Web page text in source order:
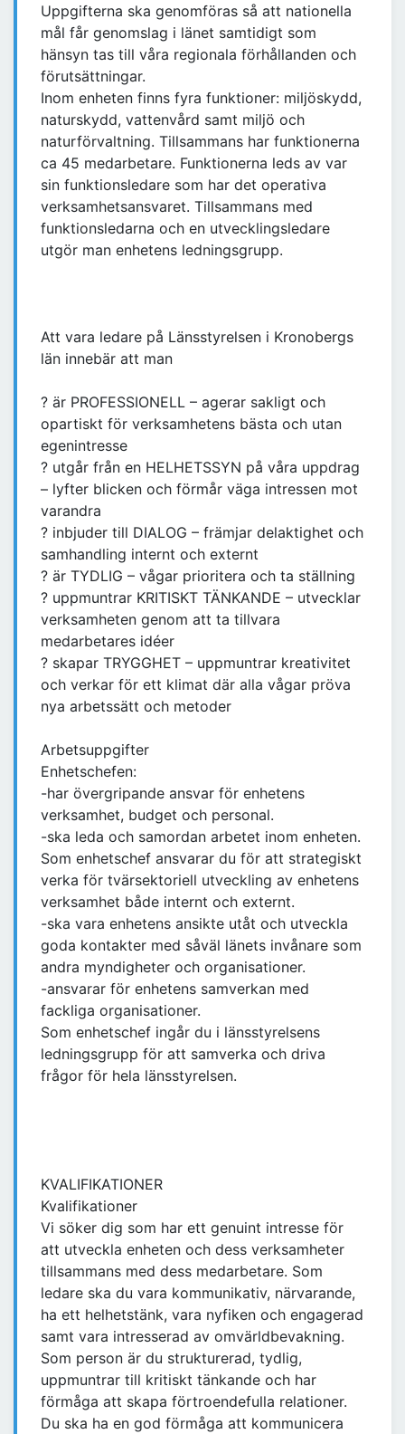
Uppgifterna ska genomföras så att nationella
mål får genomslag i länet samtidigt som
hänsyn tas till våra regionala förhållanden och
förutsättningar.
Inom enheten finns fyra funktioner: miljöskydd,
naturskydd, vattenvård samt miljö och
naturförvaltning. Tillsammans har funktionerna
ca 45 medarbetare. Funktionerna leds av var
sin funktionsledare som har det operativa
verksamhetsansvaret. Tillsammans med
funktionsledarna och en utvecklingsledare
utgör man enhetens ledningsgrupp.
Att vara ledare på Länsstyrelsen i Kronobergs
län innebär att man
? är PROFESSIONELL – agerar sakligt och
opartiskt för verksamhetens bästa och utan
egenintresse
? utgår från en HELHETSSYN på våra uppdrag
– lyfter blicken och förmår väga intressen mot
varandra
? inbjuder till DIALOG – främjar delaktighet och
samhandling internt och externt
? är TYDLIG – vågar prioritera och ta ställning
? uppmuntrar KRITISKT TÄNKANDE – utvecklar
verksamheten genom att ta tillvara
medarbetares idéer
? skapar TRYGGHET – uppmuntrar kreativitet
och verkar för ett klimat där alla vågar pröva
nya arbetssätt och metoder
Arbetsuppgifter
Enhetschefen:
-har övergripande ansvar för enhetens
verksamhet, budget och personal.
-ska leda och samordan arbetet inom enheten.
Som enhetschef ansvarar du för att strategiskt
verka för tvärsektoriell utveckling av enhetens
verksamhet både internt och externt.
-ska vara enhetens ansikte utåt och utveckla
goda kontakter med såväl länets invånare som
andra myndigheter och organisationer.
-ansvarar för enhetens samverkan med
fackliga organisationer.
Som enhetschef ingår du i länsstyrelsens
ledningsgrupp för att samverka och driva
frågor för hela länsstyrelsen.
KVALIFIKATIONER
Kvalifikationer
Vi söker dig som har ett genuint intresse för
att utveckla enheten och dess verksamheter
tillsammans med dess medarbetare. Som
ledare ska du vara kommunikativ, närvarande,
ha ett helhetstänk, vara nyfiken och engagerad
samt vara intresserad av omvärldbevakning.
Som person är du strukturerad, tydlig,
uppmuntrar till kritiskt tänkande och har
förmåga att skapa förtroendefulla relationer.
Du ska ha en god förmåga att kommunicera